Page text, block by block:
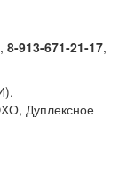
, 8-913-671-21-17,
Дуплексное